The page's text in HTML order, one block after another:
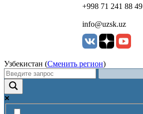
+998 71 241 88 49
info@uzsk.uz
Узбекистан (Сменить регион)